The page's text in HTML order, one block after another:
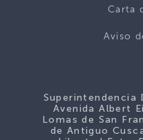
Carta
Aviso
Superintendencia
Avenida Albert
Lomas de San
de Antiguo